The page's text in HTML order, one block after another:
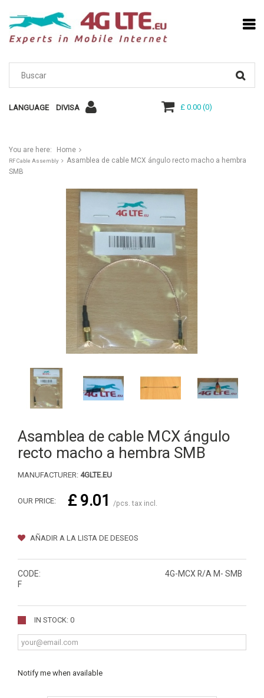
LANGUAGE DIVISA £ 0.00(0)
You are here: Home
RF Cable Assembly
Asamblea de cable MCX ángulo recto macho a hembra
SMB
Asamblea de cable MCX ángulo
recto macho a hembra SMB
MANUFACTURER: 4GLTE.EU
OUR PRICE: £ 9.01 /pcs. tax incl.
AÑADIR A LA LISTA DE DESEOS
CODE:
4G-MCX R/A M- SMB
F
IN STOCK: 0
Notify me when available